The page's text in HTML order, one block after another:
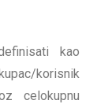
kao
korisnik
celokupnu